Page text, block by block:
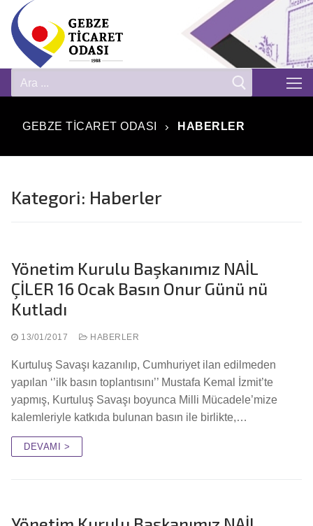
GEBZE TICARET ODASI HABERLER
Kategori: Haberler
Yönetim Kurulu Başkanımız NAİL
ÇİLER 16 Ocak Basın Onur Günü nü
Kutladı
13/01/2017 HABERLER
Kurtuluş Savaşı kazanılıp, Cumhuriyet ilan edilmeden
yapılan ‘’ilk basın toplantısını’’ Mustafa Kemal İzmit’te
yapmış, Kurtuluş Savaşı boyunca Milli Mücadele’mize
kalemleriyle katkıda bulunan basın ile birlikte,…
DEVAMI >